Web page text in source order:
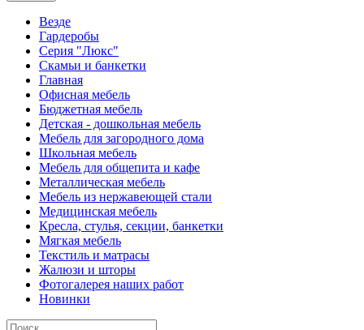
Везде
Гардеробы
Серия "Люкс"
Скамьи и банкетки
Главная
Офисная мебель
Бюджетная мебель
Детская - дошкольная мебель
Мебель для загородного дома
Школьная мебель
Мебель для общепита и кафе
Металлическая мебель
Мебель из нержавеющей стали
Медицинская мебель
Кресла, стулья, секции, банкетки
Мягкая мебель
Текстиль и матрасы
Жалюзи и шторы
Фотогалерея наших работ
Новинки